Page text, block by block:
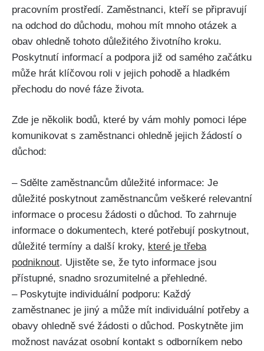
pracovním prostředí. Zaměstnanci, kteří se připravují
na odchod do důchodu, mohou mít mnoho otázek a
obav ohledně tohoto důležitého životního kroku.
Poskytnutí informací a podpora již od samého začátku
může hrát klíčovou roli v jejich pohodě a hladkém
přechodu do nové fáze života.
Zde je několik bodů, které by vám mohly pomoci lépe
komunikovat s zaměstnanci ohledně jejich žádostí o
důchod:
– Sdělte zaměstnancům důležité informace: Je
důležité poskytnout zaměstnancům veškeré relevantní
informace o procesu žádosti o důchod. To zahrnuje
informace o dokumentech, které potřebují poskytnout,
důležité termíny a další kroky, které je třeba
podniknout. Ujistěte se, že tyto informace jsou
přístupné, snadno srozumitelné a přehledné.
– Poskytujte individuální podporu: Každý
zaměstnanec je jiný a může mít individuální potřeby a
obavy ohledně své žádosti o důchod. Poskytněte jim
možnost navázat osobní kontakt s odborníkem nebo